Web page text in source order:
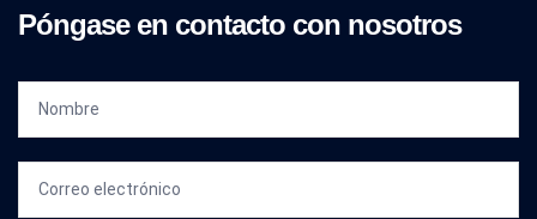
Póngase en contacto con nosotros